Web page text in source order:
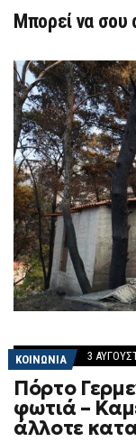
Μπορεί να σου
ΚΟΙΝΩΝΙΑ 3
Πόρτο
φωτιά –
άλλοτε